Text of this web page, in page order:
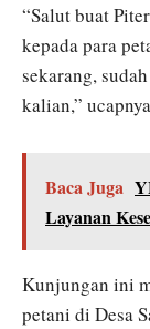
“Salut buat
kepada para
sekarang,
kalian,”
Baca Juga
Layanan
Kunjungan ini
petani di Desa